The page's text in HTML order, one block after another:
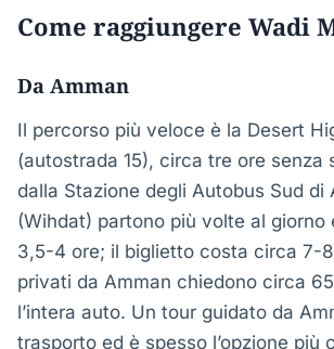
Come raggiungere Wadi
Da Amman
Il percorso più veloce è la Desert
(autostrada 15), circa tre ore senza
dalla Stazione degli Autobus Sud di
(Wihdat) partono più volte al giorno
3,5-4 ore; il biglietto costa circa 7-
privati da Amman chiedono circa
l’intera auto. Un tour guidato da
trasporto ed è spesso l’opzione più